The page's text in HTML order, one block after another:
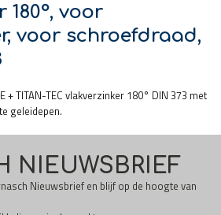
180°, voor
voor schroefdraad,
+ TITAN-TEC vlakverzinker 180° DIN 373 met
geleidepen.
NIEUWSBRIEF
Nieuwsbrief en blijf op de hoogte van